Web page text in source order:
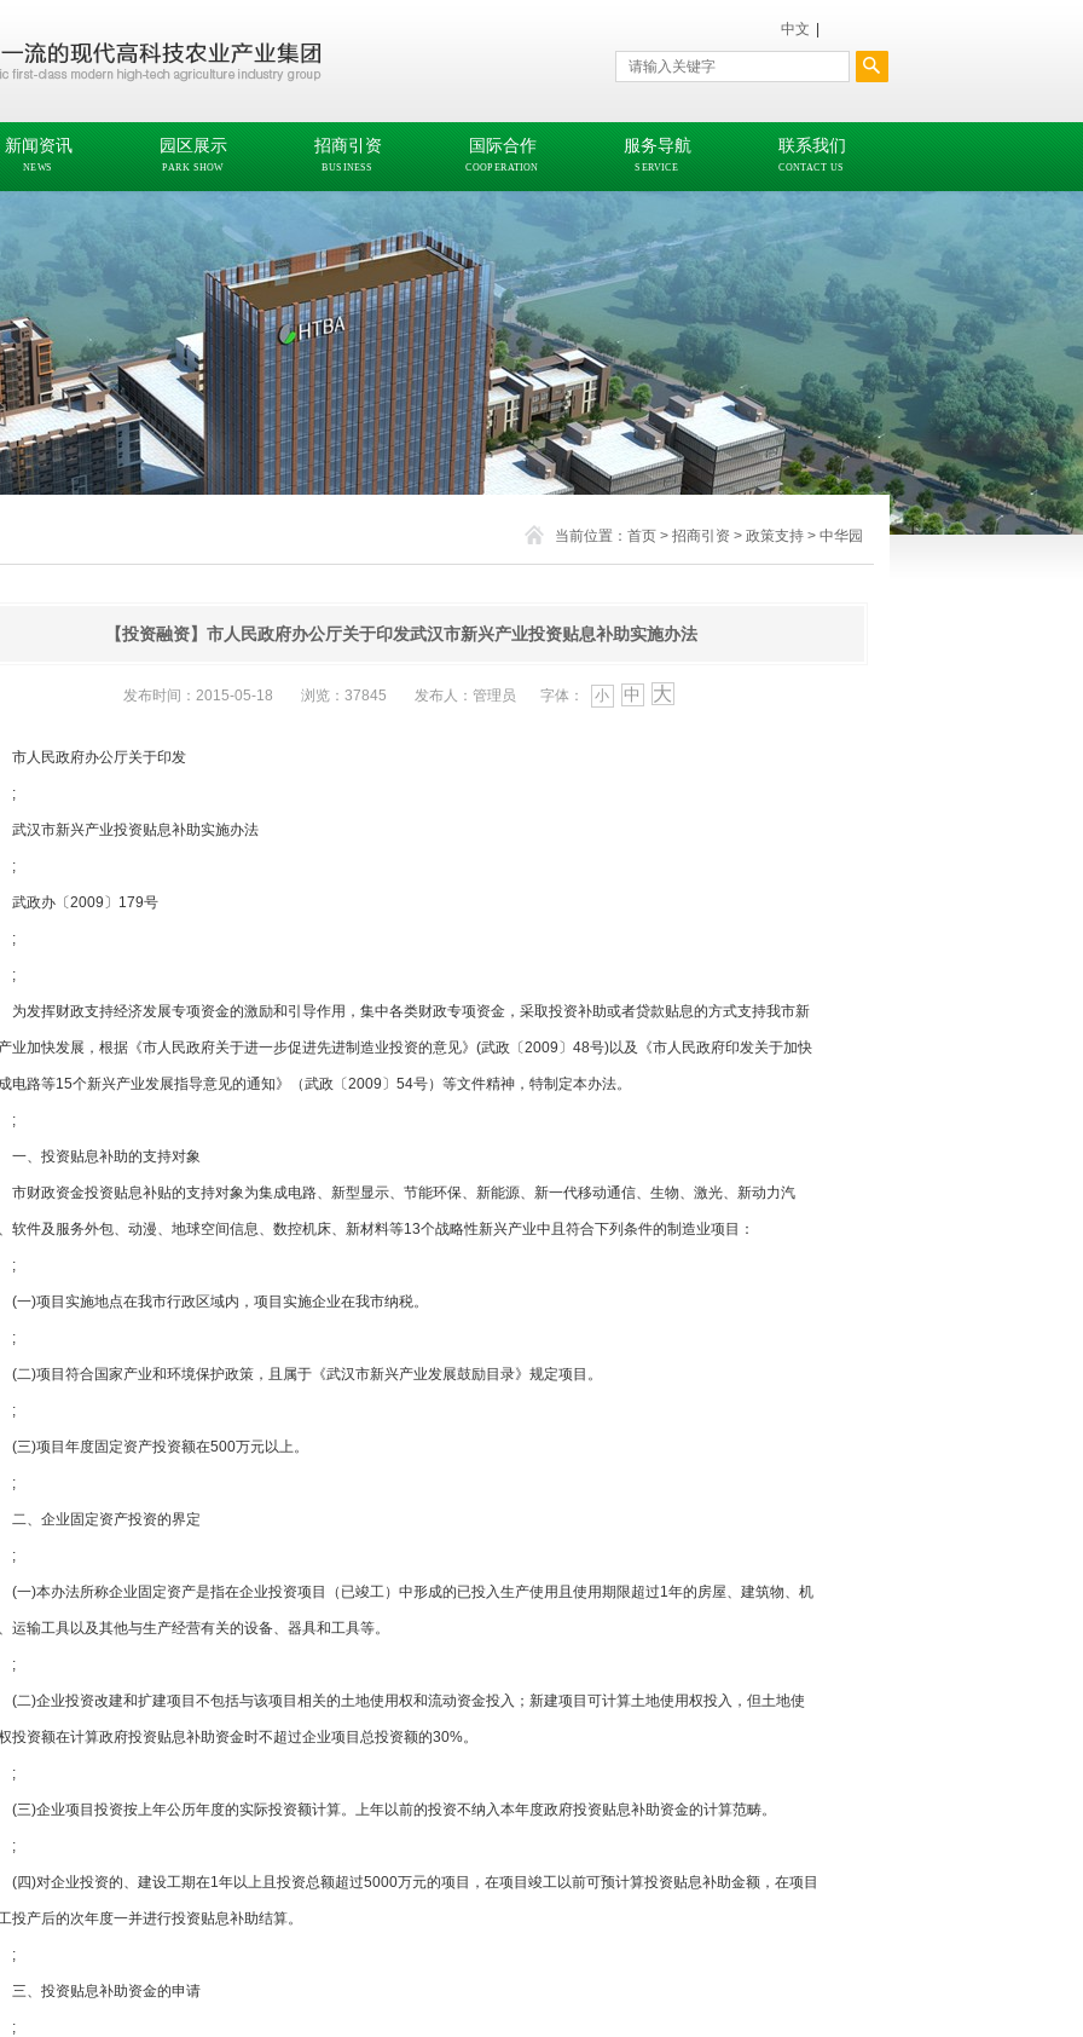
中文
新闻资讯
NEWS
园区展示
PARK SHOW
招商引资
BUSINESS
国际合作
COOPERATION
服务导航
SERVICE
联系我们
CONTACT US
当前位置： 首页 > 招商引资 > 政策支持 > 中华园
【投资融资】市人民政府办公厅关于印发武汉市新兴产业投资贴息补助实施办法
发布时间：2015-05-18 浏览：37845 发布人：管理员 字体： 小 中 大
市人民政府办公厅关于印发
;
武汉市新兴产业投资贴息补助实施办法
;
武政办〔2009〕179号
;
;
为发挥财政支持经济发展专项资金的激励和引导作用，集中各类财政专项资金，采取投资补助或者贷款贴息的方式支持我市新
业加快发展，根据《市人民政府关于进一步促进先进制造业投资的意见》(武政〔2009〕48号)以及《市人民政府印发关于加快
电路等15个新兴产业发展指导意见的通知》（武政〔2009〕54号）等文件精神，特制定本办法。
;
一、投资贴息补助的支持对象
市财政资金投资贴息补贴的支持对象为集成电路、新型显示、节能环保、新能源、新一代移动通信、生物、激光、新动力汽
软件及服务外包、动漫、地球空间信息、数控机床、新材料等13个战略性新兴产业中且符合下列条件的制造业项目：
;
(一)项目实施地点在我市行政区域内，项目实施企业在我市纳税。
;
(二)项目符合国家产业和环境保护政策，且属于《武汉市新兴产业发展鼓励目录》规定项目。
;
(三)项目年度固定资产投资额在500万元以上。
;
二、企业固定资产投资的界定
;
(一)本办法所称企业固定资产是指在企业投资项目（已竣工）中形成的已投入生产使用且使用期限超过1年的房屋、建筑物、机
运输工具以及其他与生产经营有关的设备、器具和工具等。
;
(二)企业投资改建和扩建项目不包括与该项目相关的土地使用权和流动资金投入；新建项目可计算土地使用权投入，但土地使
投资额在计算政府投资贴息补助资金时不超过企业项目总投资额的30%。
;
(三)企业项目投资按上年公历年度的实际投资额计算。上年以前的投资不纳入本年度政府投资贴息补助资金的计算范畴。
;
(四)对企业投资的、建设工期在1年以上且投资总额超过5000万元的项目，在项目竣工以前可预计算投资贴息补助金额，在项目
投产后的次年度一并进行投资贴息补助结算。
;
三、投资贴息补助资金的申请
;